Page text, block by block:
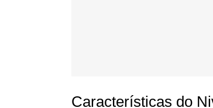
Características do